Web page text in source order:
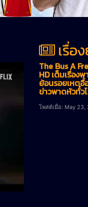
เรื่อ
The Bus A
HD เต็มเรื่อง
ย้อนรอยเหตุอื้
ข่าวพาดหัวทั่ว
โพสต์เมื่อ: May 23,